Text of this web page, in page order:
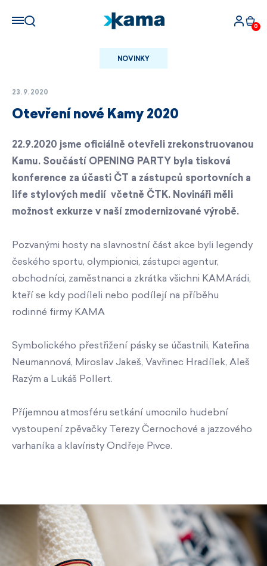
0
NOVINKY
23. 9. 2020
Otevření nové Kamy 2020
22.9.2020 jsme oficiálně otevřeli zrekonstruovanou
Kamu. Součástí OPENING PARTY byla tisková
konference za účasti ČT a zástupců sportovních a
life stylových medií včetně ČTK. Novináři měli
možnost exkurze v naší zmodernizované výrobě.
Pozvanými hosty na slavnostní část akce byli legendy
českého sportu, olympionici, zástupci agentur,
obchodníci, zaměstnanci a zkrátka všichni KAMArádi,
kteří se kdy podíleli nebo podílejí na příběhu
rodinné firmy KAMA
Symbolického přestřižení pásky se účastnili, Kateřina
Neumannová, Miroslav Jakeš, Vavřinec Hradílek, Aleš
Razým a Lukáš Pollert.
Příjemnou atmosféru setkání umocnilo hudební
vystoupení zpěvačky Terezy Černochové a jazzového
varhaníka a klavíristy Ondřeje Pivce.